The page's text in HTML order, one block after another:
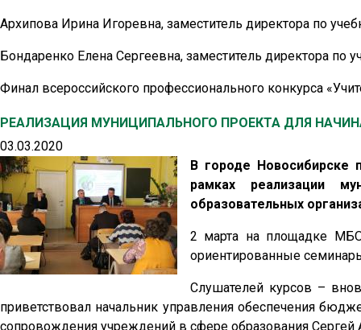
Архипова Ирина Игоревна, заместитель директора по
Бондаренко Елена Сергеевна, заместитель директора по
Финал всероссийского профессионального конкурса
РЕАЛИЗАЦИЯ МУНИЦИПАЛЬНОГО ПРОЕКТА ДЛЯ
03.03.2020
В городе Новосибирске
рамках реализации
образовательных
2 марта на площадке
ориентированные
Слушателей курсов –
приветствовал начальник управления обеспечения
сопровождения учреждений в сфере образования Сергей